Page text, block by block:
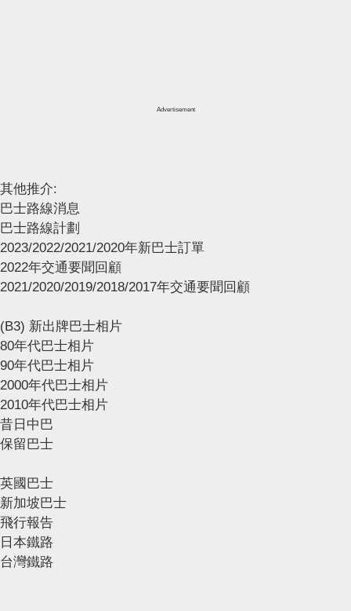
Advertisement
其他推介:
巴士路線消息
巴士路線計劃
2023/2022/2021/2020年新巴士訂單
2022年交通要聞回顧
2021/2020/2019/2018/2017年交通要聞回顧
(B3) 新出牌巴士相片
80年代巴士相片
90年代巴士相片
2000年代巴士相片
2010年代巴士相片
昔日中巴
保留巴士
英國巴士
新加坡巴士
飛行報告
日本鐵路
台灣鐵路